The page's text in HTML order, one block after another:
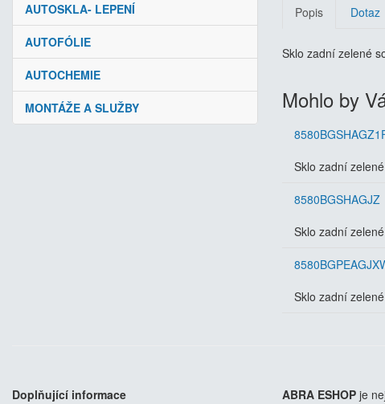
AUTOSKLA- LEPENÍ
AUTOFÓLIE
AUTOCHEMIE
MONTÁŽE A SLUŽBY
Popis Dotaz
Sklo zadní zelené
Mohlo by
Sklo zadní
8580BGSHAGJZ
Sklo zadní
Sklo zadní
Doplňující informace ABRA ESHOP je